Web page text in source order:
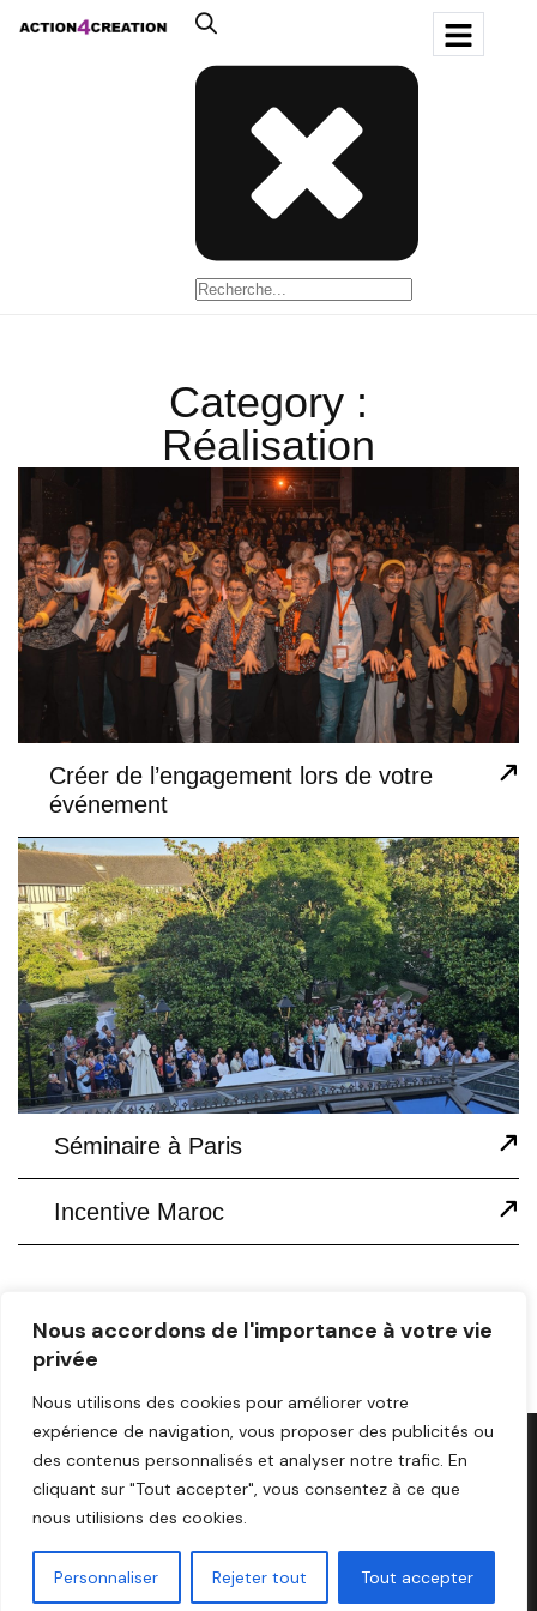
Nous accordons de l'importance à votre vie
privée
Nous utilisons des cookies pour améliorer votre
expérience de navigation, vous proposer des publicités ou
des contenus personnalisés et analyser notre trafic. En
cliquant sur "Tout accepter", vous consentez à ce que
nous utilisions des cookies.
Personnaliser Rejeter tout Tout accepter
Category :
Réalisation
Créer de l’engagement lors de votre
événement
Séminaire à Paris
Incentive Maroc
prev 1 2345next
© 2025 SP.COM